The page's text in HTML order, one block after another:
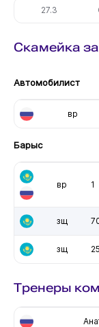
27.3
Скамейка
Автомобилист
вр
Барыс
вр 1
зщ
зщ 25
Тренеры